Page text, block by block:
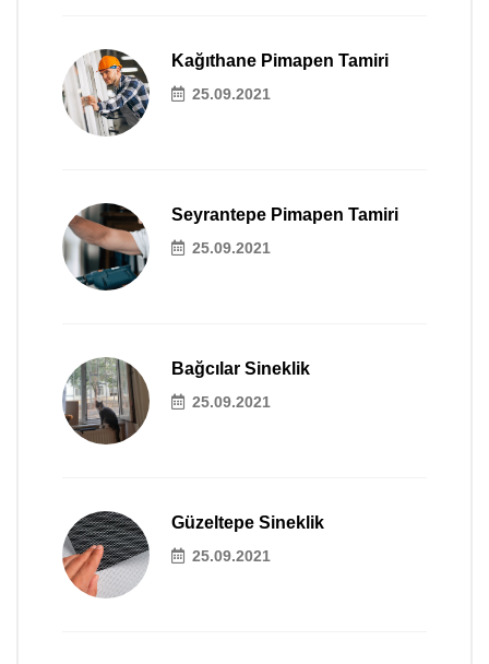
Kağıthane Pimapen Tamiri
25.09.2021
Seyrantepe Pimapen Tamiri
25.09.2021
Bağcılar Sineklik
25.09.2021
Güzeltepe Sineklik
25.09.2021